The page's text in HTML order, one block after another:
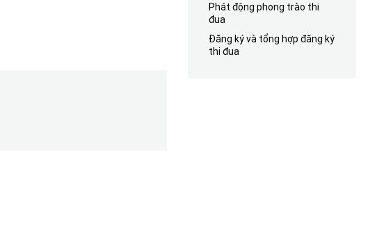
Phát động phong trào thi
đua
Đăng ký và tổng hợp đăng ký
thi đua